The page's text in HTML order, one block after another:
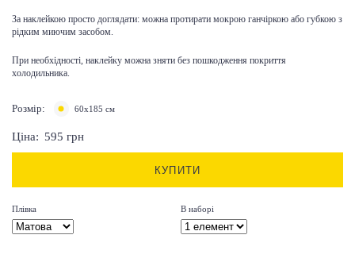
За наклейкою просто доглядати: можна протирати мокрою ганчіркою або губкою з
рідким миючим засобом.
При необхідності, наклейку можна зняти без пошкодження покриття
холодильника.
Розмір: 60x185 см
Ціна: 595 грн
КУПИТИ
Плівка В наборі